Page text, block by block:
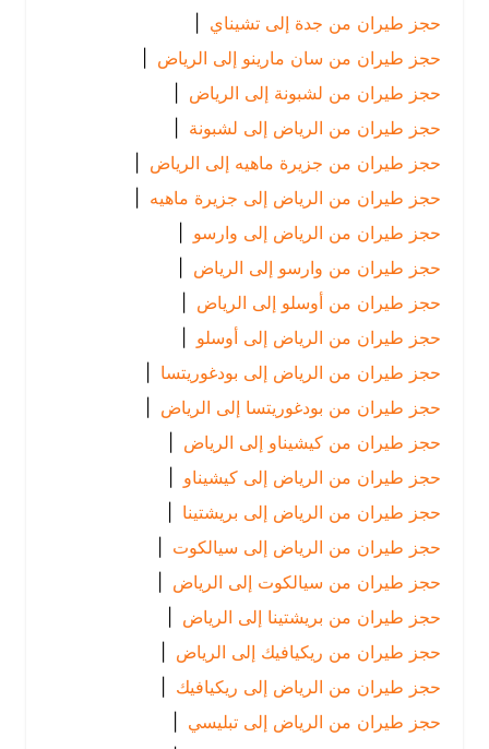
حجز طيران من جدة إلى تشيناي |
حجز طيران من سان مارينو إلى الرياض
|
حجز طيران من لشبونة إلى الرياض
|
حجز طيران من الرياض إلى لشبونة |
حجز طيران من جزيرة ماهيه إلى الرياض
|
حجز طيران من الرياض إلى جزيرة ماهيه |
حجز طيران من الرياض إلى وارسو
|
حجز طيران من وارسو إلى الرياض
|
حجز طيران من أوسلو إلى الرياض
|
حجز طيران من الرياض إلى أوسلو
|
حجز طيران من الرياض إلى بودغوريتسا
|
حجز طيران من بودغوريتسا إلى الرياض
|
حجز طيران من كيشيناو إلى الرياض
|
حجز طيران من الرياض إلى كيشيناو |
حجز طيران من الرياض إلى بريشتينا |
حجز طيران من الرياض إلى سيالكوت |
حجز طيران من سيالكوت إلى الرياض
|
حجز طيران من بريشتينا إلى الرياض
|
حجز طيران من ريكيافيك إلى الرياض
|
حجز طيران من الرياض إلى ريكيافيك |
حجز طيران من الرياض إلى تبليسي |